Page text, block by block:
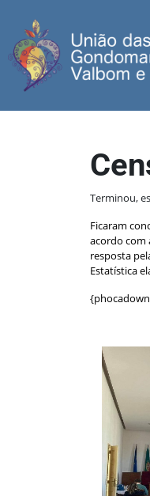
Terminou,
Ficaram
acordo com
resposta
Estatística